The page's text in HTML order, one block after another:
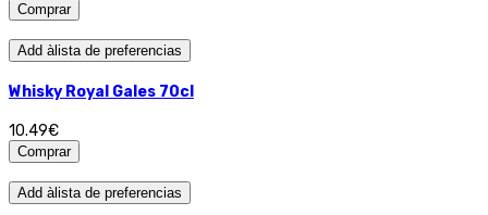
Comprar
Add àlista de preferencias
Whisky Royal Gales 70cl
10.49€
Comprar
Add àlista de preferencias